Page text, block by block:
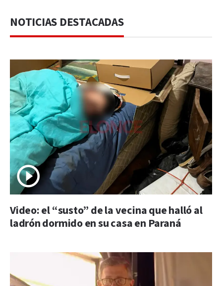
NOTICIAS DESTACADAS
Video: el “susto” de la vecina que halló al
ladrón dormido en su casa en Paraná